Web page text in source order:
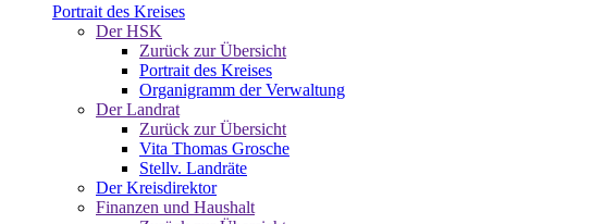
Portrait des Kreises
Der HSK
Zurück zur Übersicht
Portrait des Kreises
Organigramm der Verwaltung
Der Landrat
Zurück zur Übersicht
Vita Thomas Grosche
Stellv. Landräte
Der Kreisdirektor
Finanzen und Haushalt